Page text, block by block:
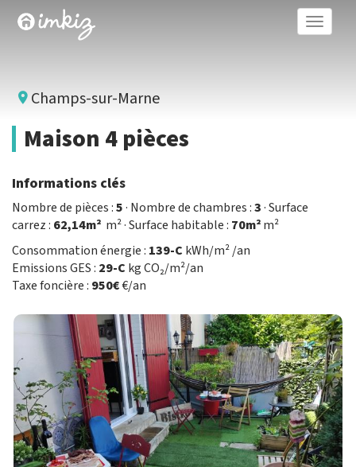
Toggle
Champs-sur-Marne
Maison 4 pièces
Informations clés
Nombre de pièces :5· Nombre de chambres :3· Surface
carrez : 62,14m² m² · Surface habitable : 70m²m²
Consommation énergie : 139-C kWh/m² /an
Emissions GES : 29-C kg CO₂/m²/an
Taxe foncière : 950€€/an